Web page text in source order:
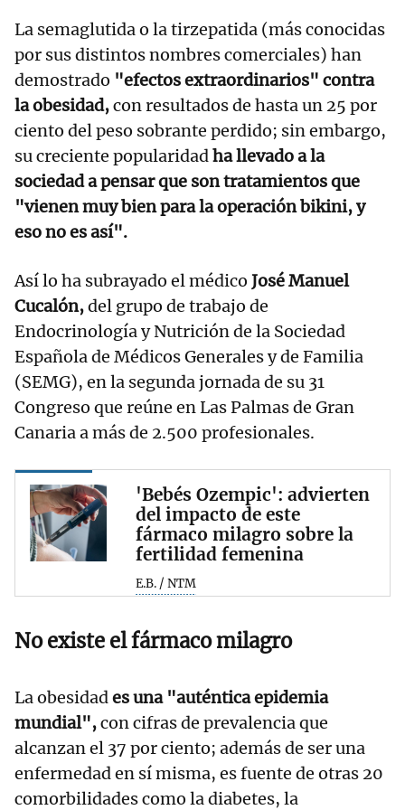
La semaglutida o la tirzepatida (más conocidas
por sus distintos nombres comerciales) han
demostrado "efectos extraordinarios" contra
la obesidad,con resultados de hasta un 25 por
ciento del peso sobrante perdido; sin embargo,
su creciente popularidadha llevado a la
sociedad a pensar que son tratamientos que
"vienen muy bien para la operación bikini, y
eso no es así".
Así lo ha subrayado el médico José Manuel
Cucalón,del grupo de trabajo de
Endocrinología y Nutrición de la Sociedad
Española de Médicos Generales y de Familia
(SEMG), en la segunda jornada de su 31
Congreso que reúne en Las Palmas de Gran
Canaria a más de 2.500 profesionales.
'Bebés Ozempic': advierten
del impacto de este
fármaco milagro sobre la
fertilidad femenina
E.B. / NTM
No existe el fármaco milagro
La obesidades una "auténtica epidemia
mundial",con cifras de prevalencia que
alcanzan el 37 por ciento; además de ser una
enfermedad en sí misma, es fuente de otras 20
comorbilidades como la diabetes, la